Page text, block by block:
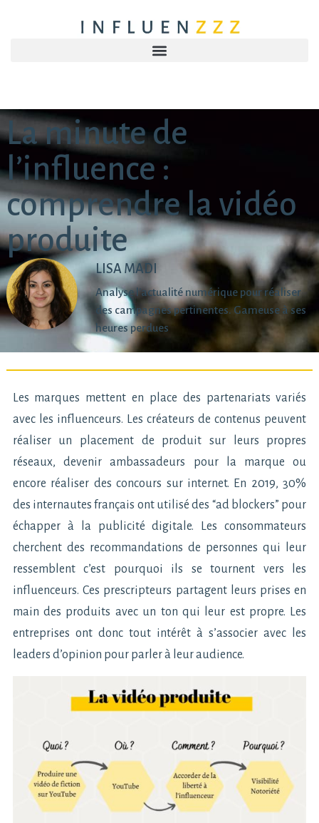
La minute de
l’influence :
comprendre la vidéo
produite
LISA MADI
Analyse l'actualité numérique pour réaliser
des campagnes pertinentes. Gameuse à ses
heures perdues
Les marques mettent en place des partenariats variés
avec les influenceurs. Les créateurs de contenus peuvent
réaliser un placement de produit sur leurs propres
réseaux, devenir ambassadeurs pour la marque ou
encore réaliser des concours sur internet. En 2019, 30%
des internautes français ont utilisé des “ad blockers” pour
échapper à la publicité digitale. Les consommateurs
cherchent des recommandations de personnes qui leur
ressemblent c’est pourquoi ils se tournent vers les
influenceurs. Ces prescripteurs partagent leurs prises en
main des produits avec un ton qui leur est propre. Les
entreprises ont donc tout intérêt à s’associer avec les
leaders d’opinion pour parler à leur audience.